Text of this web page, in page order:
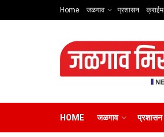
Home जळगाव प्रशासन क्राईम
HOME जळगाव प्रशासन